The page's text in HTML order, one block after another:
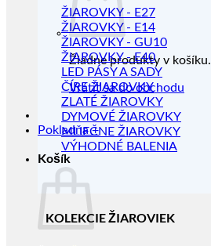
Žiadne produkty v košíku.
Vrátiť sa do obchodu
Pokladňa +
Košík
ŽIAROVKY - E27
ŽIAROVKY - E14
ŽIAROVKY - GU10
ŽIAROVKY - E40
LED PÁSY A SADY
ČÍRE ŽIAROVKY
ZLATÉ ŽIAROVKY
DYMOVÉ ŽIAROVKY
MLIEČNE ŽIAROVKY
VÝHODNÉ BALENIA
KOLEKCIE ŽIAROVIEK